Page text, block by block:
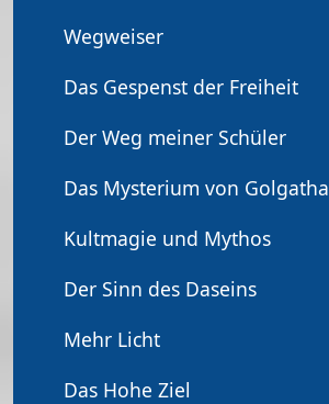
Wegweiser
Das Gespenst der Freiheit
Der Weg meiner Schüler
Das Mysterium von Golgatha
Kultmagie und Mythos
Der Sinn des Daseins
Mehr Licht
Das Hohe Ziel